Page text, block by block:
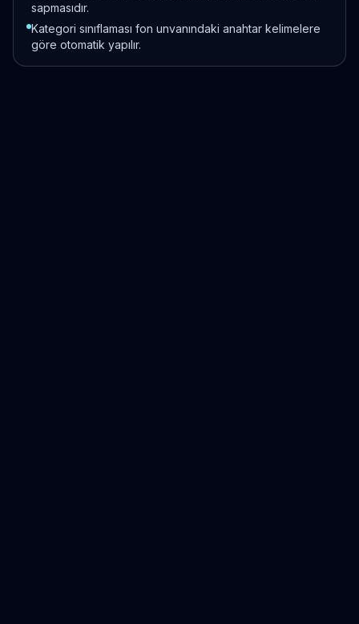
sapmasıdır.
Kategori sınıflaması fon unvanındaki anahtar kelimelere
göre otomatik yapılır.